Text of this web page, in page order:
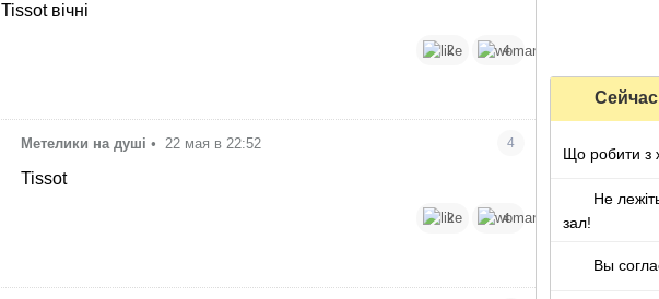
Tissot вічні
2 4
Метелики на душі • 22 мая в 22:52 4
Tissot
2 4
Що робити з
Не
зал!
Вы